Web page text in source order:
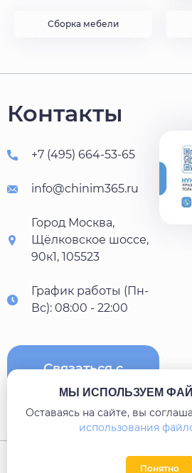
Сборка мебели
Контакты
+7 (495) 664-53-65
info@chinim365.ru
Город Москва,
Щёлковское шоссе,
90к1, 105523
График работы (Пн-
Вс): 08:00 - 22:00
Связаться с
МЫ ИСПОЛЬЗУЕМ
Оставаясь на сайте, вы
использования
Понятно